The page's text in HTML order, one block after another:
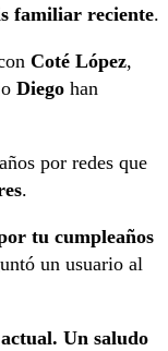
familiar reciente.
Coté López,
Diego han
por redes que
.
tu cumpleaños
un usuario al
Un saludo